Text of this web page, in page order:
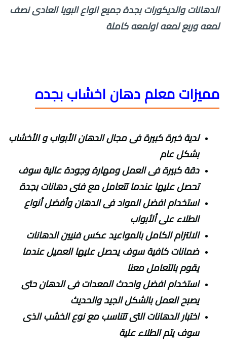
الدهانات والديكورات بجدة جميع انواع البويا العادى نصف
لمعه وربع لمعه اولمعه كاملة
مميزات معلم دهان اخشاب بجده
لدية خبرة كبيرة فى مجال الدهان الأبواب و الأخشاب
بشكل عام
دقة كبيرة فى العمل ومهارة وجودة عالية سوف
تحصل عليها عندما تتعامل مع فنى دهانات بجدة
استخدام افضل المواد فى الدهان وأفضل أنواع
الطلاء على ألأبواب
الالتزام الكامل بالمواعيد عكس فنيين الدهانات
ضمانات كافية سوف يحصل عليها العميل عندما
يقوم بالتعامل معنا
استخدام افضل واحدث المعدات فى الدهان حتى
يصبح العمل بالشكل الجيد والحديث
اختبار الدهانات التى تتناسب مع نوع الخشب الذى
سوف يتم الطلاء علية